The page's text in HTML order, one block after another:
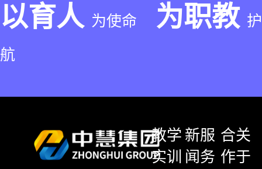
以育人 为使命 为职教 护
航
教学
实训
新
闻
服
务
合
作
关
于